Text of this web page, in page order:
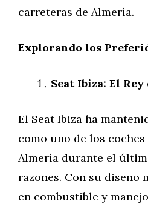
carreteras de Almería.
Explorando los
Seat Ibiza: El
El Seat Ibiza ha
como uno de los
Almería durante el
razones. Con su diseño
en combustible y